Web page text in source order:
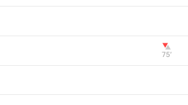
75‎’‎